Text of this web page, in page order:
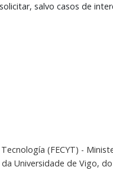
salvo casos de
(FECYT) -
Universidade de Vigo,